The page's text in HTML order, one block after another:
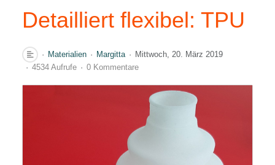
Detailliert flexibel: TPU
Materialien Margitta
Mittwoch, 20. März 2019
4534 Aufrufe
0 Kommentare